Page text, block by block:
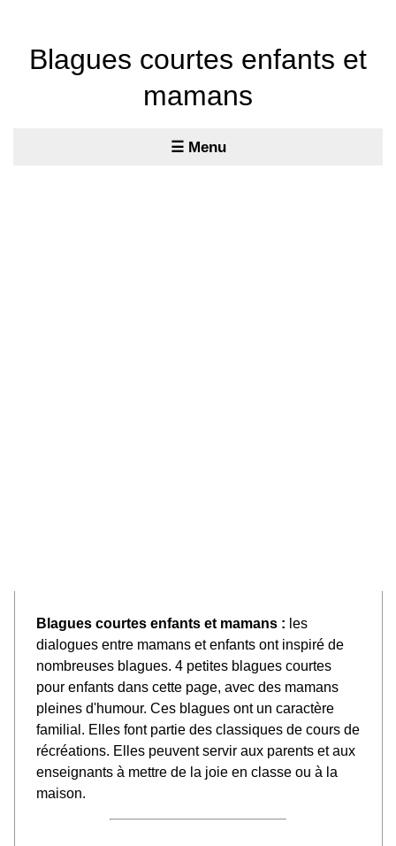
Blagues courtes enfants et
mamans
☰ Menu
Blagues courtes enfants et mamans : les
dialogues entre mamans et enfants ont inspiré de
nombreuses blagues. 4 petites blagues courtes
pour enfants dans cette page, avec des mamans
pleines d'humour. Ces blagues ont un caractère
familial. Elles font partie des classiques de cours de
récréations. Elles peuvent servir aux parents et aux
enseignants à mettre de la joie en classe ou à la
maison.